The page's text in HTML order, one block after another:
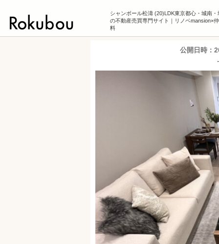
シャンボール松濤 (20)LDK東京都心・城南・
の不動産売買専門サイト｜リノベmansion×
料
公開日時：